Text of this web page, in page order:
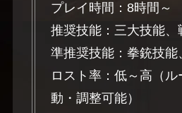
プレイ時間：8時間～
推奨技能：三大技能、
準推奨技能：拳銃技能
ロスト率：低～高（
動・調整可能）